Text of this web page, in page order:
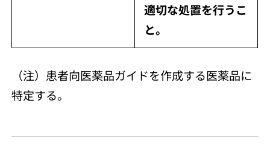
適切な処置を行うこ
と。
（注）患者向医薬品ガイドを作成する医薬品に
特定する。